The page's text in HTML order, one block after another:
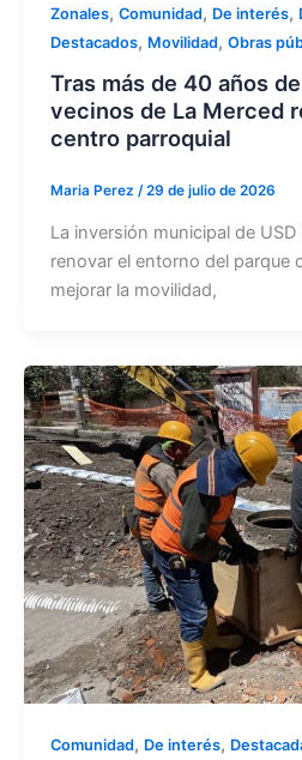
Zonales, Comunidad, De interés,
Destacados, Movilidad, Obras
Tras más de 40 años
vecinos de La Merced
centro parroquial
Maria Perez /29 de julio de 2026
La inversión municipal de
renovar el entorno del parque
mejorar la movilidad,
Comunidad, De interés,